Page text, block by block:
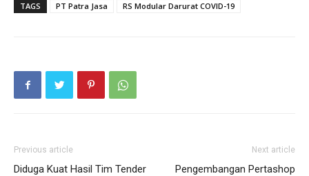
TAGS PT Patra Jasa RS Modular Darurat COVID-19
Previous article
Diduga Kuat Hasil Tim Tender
Next article
Pengembangan Pertashop